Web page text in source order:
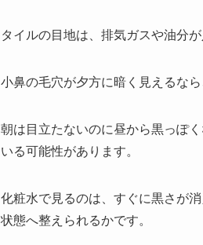
タイルの目地は、排気ガスや油分
小鼻の毛穴が夕方に暗く見えるな
朝は目立たないのに昼から黒っぽ
いる可能性があります。
化粧水で見るのは、すぐに黒さが
状態へ整えられるかです。